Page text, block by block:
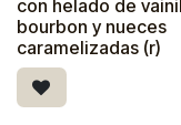
con helado de
bourbon y nueces
caramelizadas (r)